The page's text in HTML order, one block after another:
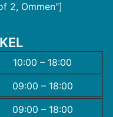
2, Ommen"]
10:00 – 18:00
09:00 – 18:00
09:00 – 18:00